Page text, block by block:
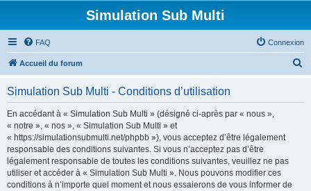
Simulation Sub Multi
FAQ Connexion
Accueil du forum
Simulation Sub Multi - Conditions d’utilisation
En accédant à « Simulation Sub Multi » (désigné ci-après par « nous »,
« notre », « nos », « Simulation Sub Multi » et
« https://simulationsubmulti.net/phpbb »), vous acceptez d’être légalement
responsable des conditions suivantes. Si vous n’acceptez pas d’être
légalement responsable de toutes les conditions suivantes, veuillez ne pas
utiliser et accéder à « Simulation Sub Multi ». Nous pouvons modifier ces
conditions à n’importe quel moment et nous essaierons de vous informer de